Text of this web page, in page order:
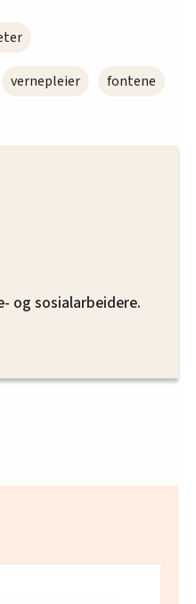
vernepleier fontene
og sosialarbeidere.